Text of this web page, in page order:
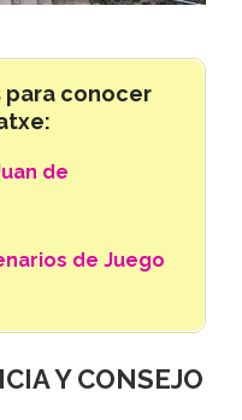
conocer
de
de Juego
Y CONSEJO